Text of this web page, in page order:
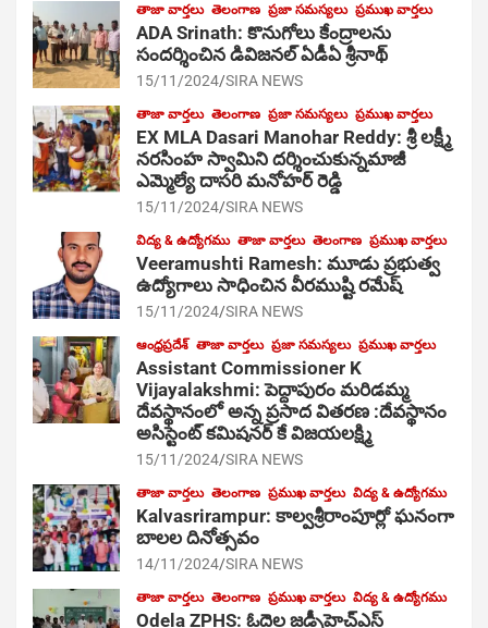
తాజా వార్తలు తెలంగాణ ప్రజా సమస్యలు ప్రముఖ వార్తలు
ADA Srinath: కొనుగోలు కేంద్రాల‌ను
సంద‌ర్శించిన డివిజనల్ ఏడీఏ శ్రీనాథ్
15/11/2024 SIRA NEWS
తాజా వార్తలు తెలంగాణ ప్రజా సమస్యలు ప్రముఖ వార్తలు
EX MLA Dasari Manohar Reddy: శ్రీ లక్ష్మీ
నరసింహ స్వామిని దర్శించుకున్నమాజీ
ఎమ్మెల్యే దాసరి మనోహర్ రెడ్డి
15/11/2024 SIRA NEWS
విద్య & ఉద్యోగము తాజా వార్తలు తెలంగాణ ప్రముఖ వార్తలు
Veeramushti Ramesh: మూడు ప్రభుత్వ
ఉద్యోగాలు సాధించిన వీరముష్టి రమేష్
15/11/2024 SIRA NEWS
ఆంధ్రప్రదేశ్ తాజా వార్తలు ప్రజా సమస్యలు ప్రముఖ వార్తలు
Assistant Commissioner K
Vijayalakshmi: పెద్దాపురం మరిడమ్మ
దేవస్థానంలో అన్న ప్రసాద వితరణ :దేవస్థానం
అసిస్టెంట్ కమిషనర్ కే విజయలక్ష్మి
15/11/2024 SIRA NEWS
తాజా వార్తలు తెలంగాణ ప్రముఖ వార్తలు విద్య & ఉద్యోగము
Kalvasrirampur: కాల్వశ్రీరాంపూర్లో ఘనంగా
బాలల దినోత్సవం
14/11/2024 SIRA NEWS
తాజా వార్తలు తెలంగాణ ప్రముఖ వార్తలు విద్య & ఉద్యోగము
Odela ZPHS: ఓదెల జ‌డ్పీహెచ్ఎస్